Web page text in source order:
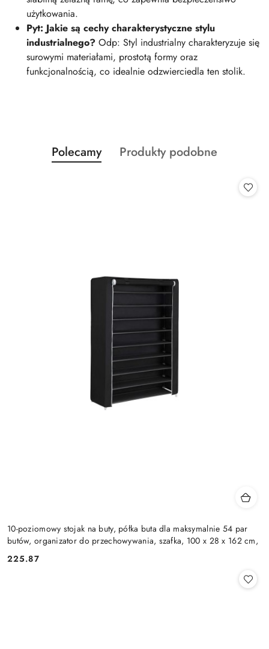
użytkowania.
Pyt: Jakie są cechy charakterystyczne stylu
industrialnego? Odp: Styl industrialny charakteryzuje się
surowymi materiałami, prostotą formy oraz
funkcjonalnością, co idealnie odzwierciedla ten stolik.
Pomiń karuzelę produktów
Produkty
o
Polecamy
Produkty
Produkty podobne
10-poziomowy stojak na buty, półka buta dla maksymalnie 54 par
butów, organizator do przechowywania, szafka, 100 x 28 x 162 cm,
Cena:
225.87